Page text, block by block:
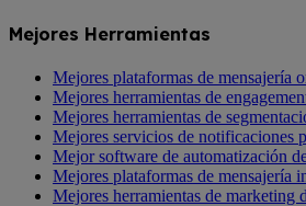
Mejores Herramientas
Mejores plataformas de mensajería
Mejores herramientas de
Mejores herramientas de
Mejores servicios de notificaciones
Mejor software de automatización
Mejores plataformas de mensajería
Mejores herramientas de marketing